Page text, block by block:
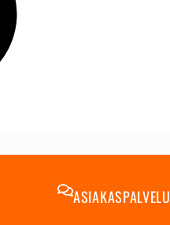
ASIAKASPALVELU